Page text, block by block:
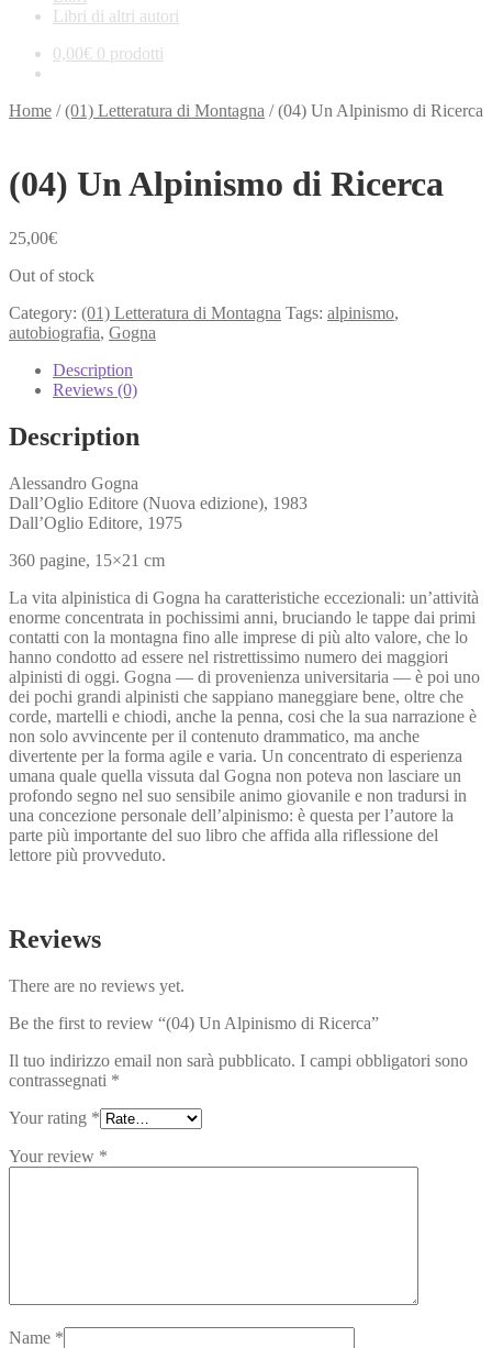
Libri di altri autori
0,00€ 0 prodotti
Home /(01) Letteratura di Montagna /(04) Un Alpinismo di Ricerca
(04) Un Alpinismo di Ricerca
25,00€
Out of stock
Category: (01) Letteratura di Montagna Tags: alpinismo,
autobiografia, Gogna
Description
Reviews (0)
Description
Alessandro Gogna
Dall’Oglio Editore (Nuova edizione), 1983
Dall’Oglio Editore, 1975
360 pagine, 15×21 cm
La vita alpinistica di Gogna ha caratteristiche eccezionali: un’at­tività
enorme concentrata in pochissimi anni, bruciando le tappe dai primi
contatti con la montagna fino alle imprese di più alto valore, che lo
hanno condotto ad essere nel ristrettissimo numero dei maggiori
alpinisti di oggi. Gogna — di provenienza universi­taria — è poi uno
dei pochi grandi alpinisti che sappiano maneg­giare bene, oltre che
corde, martelli e chiodi, anche la penna, cosi che la sua narrazione è
non solo avvincente per il contenuto dram­matico, ma anche
divertente per la forma agile e varia. Un concentrato di esperienza
umana quale quella vissuta dal Go­gna non poteva non lasciare un
profondo segno nel suo sensibile animo giovanile e non tradursi in
una concezione personale dell’alpinismo: è questa per l’autore la
parte più importante del suo libro che affida alla riflessione del
lettore più provveduto.
Reviews
There are no reviews yet.
Be the first to review “(04) Un Alpinismo di Ricerca”
Il tuo indirizzo email non sarà pubblicato. I campi obbligatori sono
contrassegnati *
Your rating *
Your review *
Name *